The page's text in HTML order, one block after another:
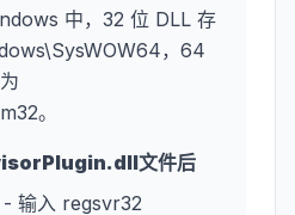
中，32 位 DLL 存
，64
。
文件后
输入 regsvr32